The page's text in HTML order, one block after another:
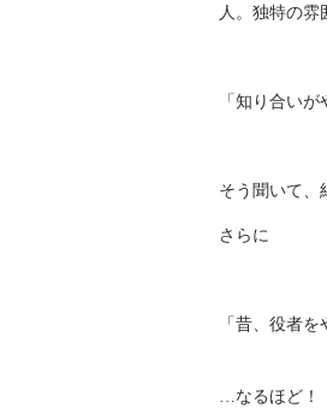
人。独特の雰
「知り合い
そう聞いて、
さらに
「昔、役者を
…なるほど！